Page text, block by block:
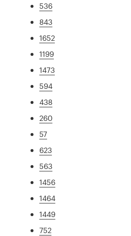
536
843
1652
1199
1473
594
438
260
57
623
563
1456
1464
1449
752